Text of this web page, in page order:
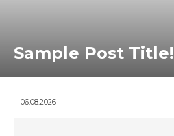
Sample Post Title!
06.08.2026